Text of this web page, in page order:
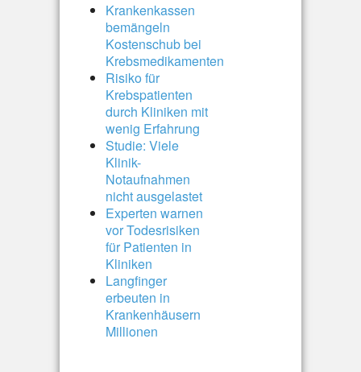
Krankenkassen
bemängeln
Kostenschub bei
Krebsmedikamenten
Risiko für
Krebspatienten
durch Kliniken mit
wenig Erfahrung
Studie: Viele
Klinik-
Notaufnahmen
nicht ausgelastet
Experten warnen
vor Todesrisiken
für Patienten in
Kliniken
Langfinger
erbeuten in
Krankenhäusern
Millionen